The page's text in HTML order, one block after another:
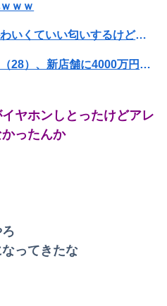
ｗｗ
ワイの職場の後輩女子、かわいくていい匂いするけどマジでとんでもなく無能
可愛すぎるおむすび屋さん（28）、新店舗に4000万円クラファンした成功した結果弱男集団から叩かれてしまうｗｗｗｗ
【画像】JKダンス部、部員の８割が巨乳のムホホ部だったｗｗｗｗ
ヤホンしとったけどアレ
ったんか
ってきたな